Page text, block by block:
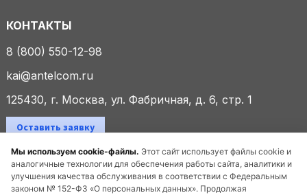
Мы используем cookie-файлы. Этот сайт использует файлы cookie и
аналогичные технологии для обеспечения работы сайта, аналитики и
улучшения качества обслуживания в соответствии с Федеральным
законом № 152-ФЗ «О персональных данных». Продолжая
КОНТАКТЫ
8 (800) 550-12-98
kai@antelcom.ru
125430, г. Москва, ул. Фабричная, д. 6, стр. 1
Оставить заявку
© 2025 ООО «Антелком». Все права защищены.